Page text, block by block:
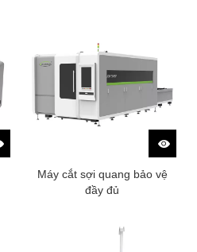
Máy cắt sợi quang bảo vệ
đầy đủ